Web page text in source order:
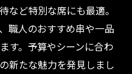
など特別な席にも最適。
職人のおすすめ串や一品
す。予算やシーンに合わ
新たな魅力を発見しまし